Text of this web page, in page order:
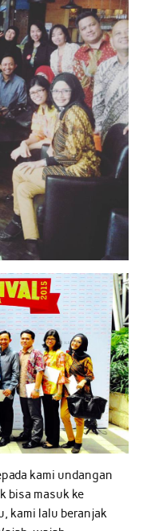
kami undangan
bisa masuk ke
kami lalu beranjak